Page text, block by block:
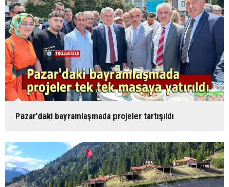
Pazar'daki bayramlaşmada projeler tartışıldı